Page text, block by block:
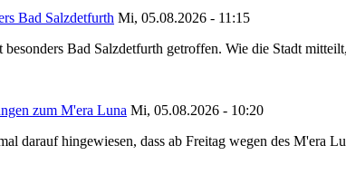
Bad Salzdetfurth Mi, 05.08.2026 - 11:15
Bad Salzdetfurth getroffen. Wie die Stadt
zum M'era Luna Mi, 05.08.2026 - 10:20
darauf hingewiesen, dass ab Freitag wegen des M'era